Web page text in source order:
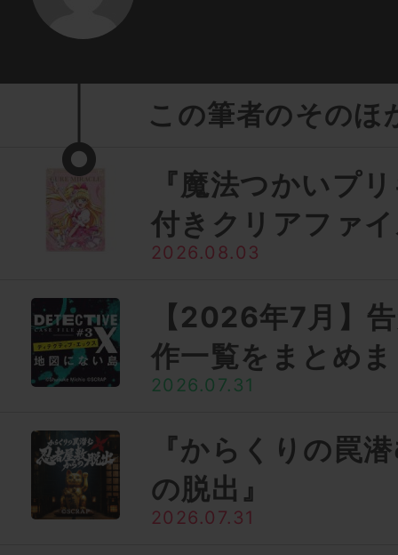
この筆者のそのほ
『魔法つかいプ
付きクリアファ
2026.08.03
【2026年7月】
作一覧をまとめ
2026.07.31
『からくりの罠
の脱出』
2026.07.31